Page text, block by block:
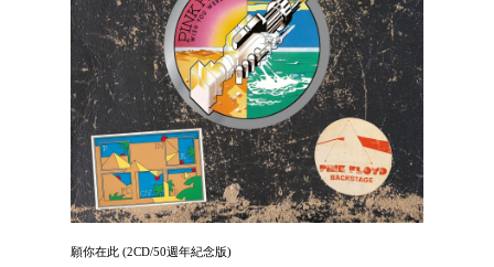
願你在此 (2CD/50週年紀念版)